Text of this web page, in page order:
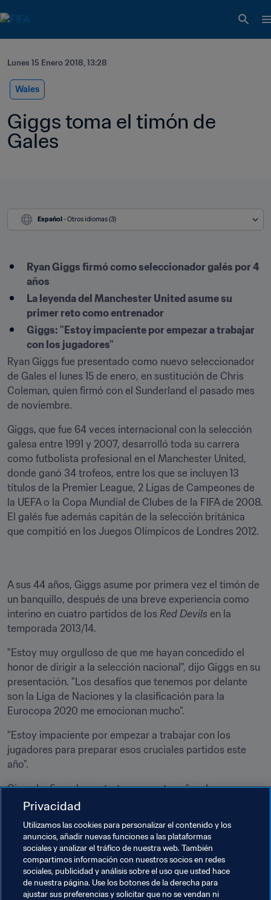
Lunes 15 Enero 2018, 13:28
Wales
Giggs toma el timón de
Gales
Español - Otros idiomas (3)
Ryan Giggs firmó como seleccionador galés por 4
años
La leyenda del Manchester United asume su
primer reto como entrenador
Giggs: "Estoy impaciente por empezar a trabajar
con los jugadores"
Ryan Giggs fue presentado como nuevo seleccionador
de Gales el lunes 15 de enero, en sustitución de Chris
Coleman, quien firmó con el Sunderland el pasado mes
de noviembre.
Giggs, que fue 64 veces internacional con la selección
galesa entre 1991 y 2007, desarrolló toda su carrera
como futbolista profesional en el Manchester United,
donde ganó 34 trofeos, entre los que se incluyen 13
títulos de la Premier League, 2 Ligas de Campeones de
la UEFA o la Copa Mundial de Clubes de la FIFA de 2008.
El galés fue además capitán de la selección británica
que compitió en los Juegos Olímpicos de Londres 2012.
A sus 44 años, Giggs asume por primera vez el timón de
un banquillo, después de una breve experiencia como
interino en cuatro partidos de los Red Devils en la
temporada 2013/14.
"Estoy muy orgulloso de que me hayan concedido el
honor de dirigir a la selección nacional", dijo Giggs en su
presentación. "Los desafíos que tenemos por delante
son la Liga de Naciones y la clasificación para la
Eurocopa 2020 me emocionan mucho".
"Estoy impaciente por empezar a trabajar con los
jugadores para preparar esos cruciales partidos este
año".
Giggs ha firmado contrato por cuatro años, lo que
incluiría la campañas de cara a la Eurocopa 2020 y la
grupo de clasificación para Rusia 2018.
"Comienza una nueva era".
Privacidad
Utilizamos las cookies para personalizar el contenido y los
anuncios, añadir nuevas funciones a las plataformas
sociales y analizar el tráfico de nuestra web. También
compartimos información con nuestros socios en redes
sociales, publicidad y análisis sobre el uso que usted hace
de nuestra página. Use los botones de la derecha para
ajustar sus preferencias y solicitar que no se vendan ni